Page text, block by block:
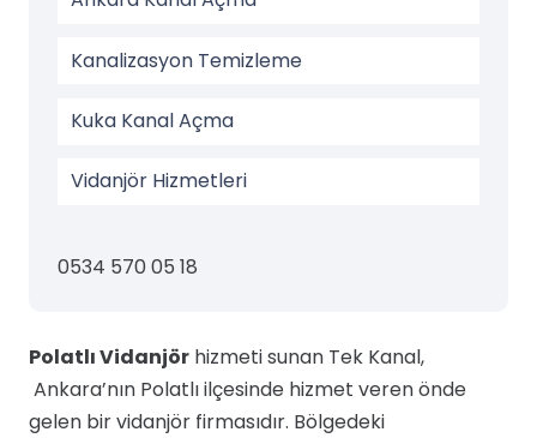
Kanalizasyon Temizleme
Kuka Kanal Açma
Vidanjör Hizmetleri
0534 570 05 18
Polatlı Vidanjör hizmeti sunan Tek Kanal,
Ankara’nın Polatlı ilçesinde hizmet veren önde
gelen bir vidanjör firmasıdır. Bölgedeki